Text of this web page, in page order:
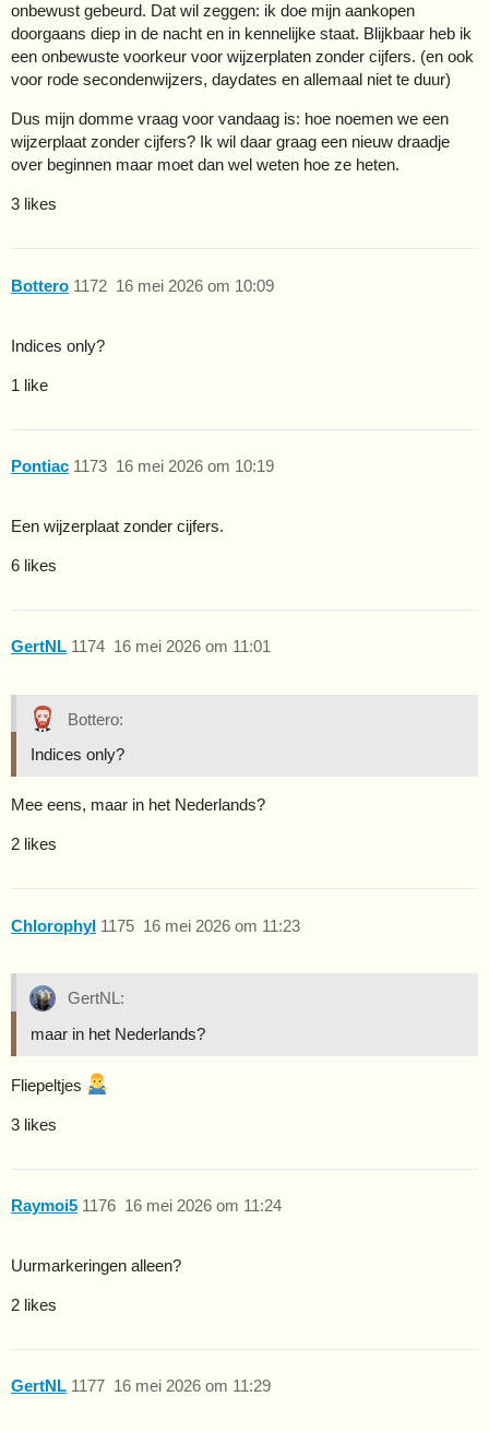
onbewust gebeurd. Dat wil zeggen: ik doe mijn aankopen
doorgaans diep in de nacht en in kennelijke staat. Blijkbaar heb ik
een onbewuste voorkeur voor wijzerplaten zonder cijfers. (en ook
voor rode secondenwijzers, daydates en allemaal niet te duur)
Dus mijn domme vraag voor vandaag is: hoe noemen we een
wijzerplaat zonder cijfers? Ik wil daar graag een nieuw draadje
over beginnen maar moet dan wel weten hoe ze heten.
3 likes
Bottero 16 mei 2026 om 10:09
1172
Indices only?
1 like
Pontiac 16 mei 2026 om 10:19
1173
Een wijzerplaat zonder cijfers.
6 likes
GertNL 16 mei 2026 om 11:01
1174
Bottero:
Indices only?
Mee eens, maar in het Nederlands?
2 likes
Chlorophyl 16 mei 2026 om 11:23
1175
GertNL:
maar in het Nederlands?
Fliepeltjes
3 likes
Raymoi5 16 mei 2026 om 11:24
1176
Uurmarkeringen alleen?
2 likes
GertNL 16 mei 2026 om 11:29
1177